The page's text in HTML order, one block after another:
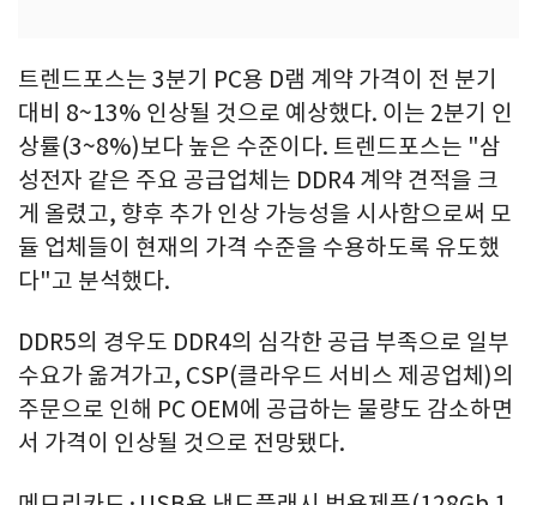
트렌드포스는 3분기 PC용 D램 계약 가격이 전 분기
대비 8~13% 인상될 것으로 예상했다. 이는 2분기 인
상률(3~8%)보다 높은 수준이다. 트렌드포스는 "삼
성전자 같은 주요 공급업체는 DDR4 계약 견적을 크
게 올렸고, 향후 추가 인상 가능성을 시사함으로써 모
듈 업체들이 현재의 가격 수준을 수용하도록 유도했
다"고 분석했다.
DDR5의 경우도 DDR4의 심각한 공급 부족으로 일부
수요가 옮겨가고, CSP(클라우드 서비스 제공업체)의
주문으로 인해 PC OEM에 공급하는 물량도 감소하면
서 가격이 인상될 것으로 전망됐다.